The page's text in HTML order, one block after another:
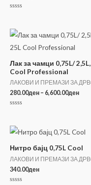
5
Лак за чамци 0,75L/
Cool Professional
ЛАКОВИ И ПРЕМАЗИ ЗА
280.00ден – 6,600.00денPrice
5
Нитро бајц 0,75L Cool
ЛАКОВИ И ПРЕМАЗИ ЗА
340.00ден